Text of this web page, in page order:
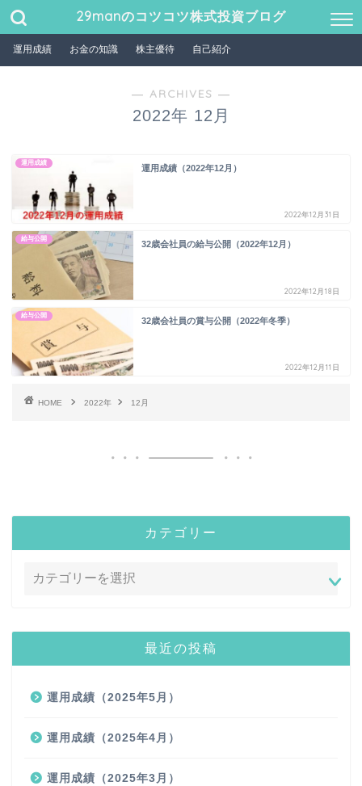
29manのコツコツ株式投資ブログ
運用成績 お金の知識 株主優待 自己紹介
― ARCHIVES ―
2022年 12月
運用成績
運用成績（2022年12月）
2022年12月31日
給与公開
32歳会社員の給与公開（2022年12月）
2022年12月18日
給与公開
32歳会社員の賞与公開（2022年冬季）
2022年12月11日
HOME 2022年 12月
カテゴリー
最近の投稿
運用成績（2025年5月）
運用成績（2025年4月）
運用成績（2025年3月）